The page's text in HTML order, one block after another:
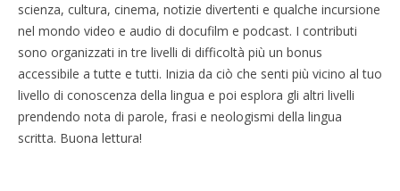
scienza, cultura, cinema, notizie divertenti e qualche incursione
nel mondo video e audio di docufilm e podcast. I contributi
sono organizzati in tre livelli di difficoltà più un bonus
accessibile a tutte e tutti. Inizia da ciò che senti più vicino al tuo
livello di conoscenza della lingua e poi esplora gli altri livelli
prendendo nota di parole, frasi e neologismi della lingua
scritta. Buona lettura!